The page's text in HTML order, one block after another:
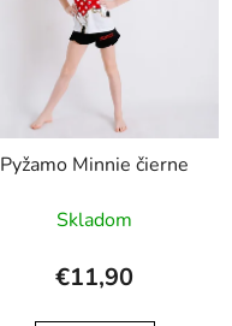
Pyžamo Minnie čierne
Skladom
€11,90